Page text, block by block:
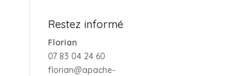
Restez informé
Florian
07 83 04 24 60
florian@apache-